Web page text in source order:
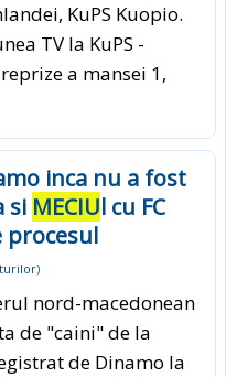
KuPS Kuopio.
TV la KuPS -
a mansei 1,
inca nu a fost
si MECIUl cu FC
procesul
)
nord-macedonean
de "caini" de la
de Dinamo la